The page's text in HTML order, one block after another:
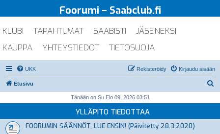
Foorumi – Saabclub.fi
KLUBI TAPAHTUMAT SAABISTI
JÄSENEKSI
KAUPPA
YHTEYSTIEDOT TIETOSUOJA
UKK Kirjaudu sisään
Rekisteröidy
Etusivu
i
Tänään on Su Elo 09, 2026 03:51
YLLÄPITO TIEDOTTAA
FOORUMIN SÄÄNNÖT, LUE ENSIN! (Päivitetty 28.3.2020)